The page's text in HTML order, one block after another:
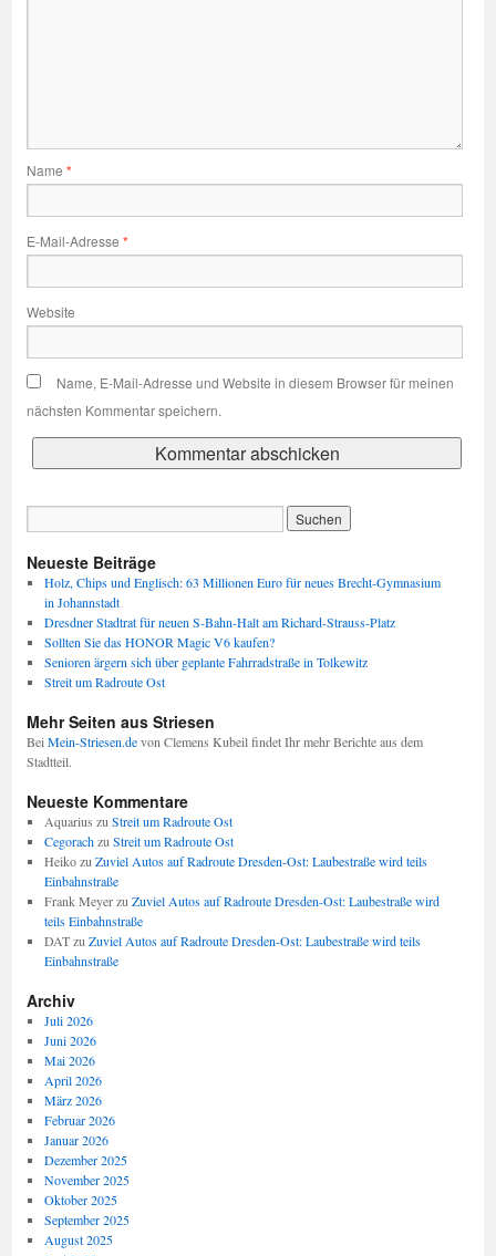
Name *
E-Mail-Adresse *
Website
Name, E-Mail-Adresse und Website in diesem Browser für meinen
nächsten Kommentar speichern.
Neueste Beiträge
Holz, Chips und Englisch: 63 Millionen Euro für neues Brecht-Gymnasium
in Johannstadt
Dresdner Stadtrat für neuen S-Bahn-Halt am Richard-Strauss-Platz
Sollten Sie das HONOR Magic V6 kaufen?
Senioren ärgern sich über geplante Fahrradstraße in Tolkewitz
Streit um Radroute Ost
Mehr Seiten aus Striesen
Bei Mein-Striesen.devon Clemens Kubeil findet Ihr mehr Berichte aus dem
Stadtteil.
Neueste Kommentare
Aquarius zu Streit um Radroute Ost
Cegorachzu Streit um Radroute Ost
Heikozu Zuviel Autos auf Radroute Dresden-Ost: Laubestraße wird teils
Einbahnstraße
Frank Meyerzu Zuviel Autos auf Radroute Dresden-Ost: Laubestraße wird
teils Einbahnstraße
DATzu Zuviel Autos auf Radroute Dresden-Ost: Laubestraße wird teils
Einbahnstraße
Archiv
Juli 2026
Juni 2026
Mai 2026
April 2026
März 2026
Februar 2026
Januar 2026
Dezember 2025
November 2025
Oktober 2025
September 2025
August 2025